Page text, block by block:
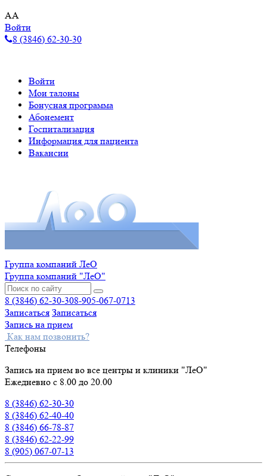
AA
Войти
8 (3846) 62-30-30
Войти
Мои талоны
Бонусная программа
Абонемент
Госпитализация
Информация для пациента
Вакансии
Группа компаний ЛеО
Группа компаний "ЛеО"
8 (3846) 62-30-308-905-067-0713
Записаться Записаться
Запись на прием
Как нам позвонить?
Телефоны
Запись на прием во все центры и клиники "ЛеО"
Ежедневно с 8.00 до 20.00
8 (3846) 62-30-30
8 (3846) 62-40-40
8 (3846) 66-78-87
8 (3846) 62-22-99
8 (905) 067-07-13